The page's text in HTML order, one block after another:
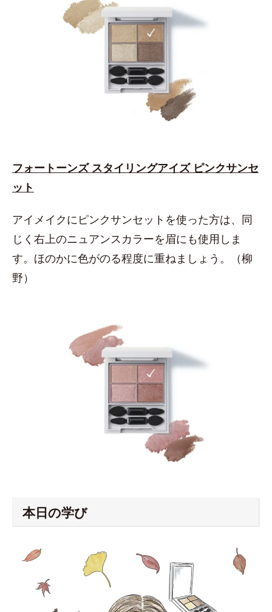
フォートーンズ スタイリングアイズ ピンクサンセ
ット
アイメイクにピンクサンセットを使った方は、同
じく右上のニュアンスカラーを眉にも使用しま
す。ほのかに色がのる程度に重ねましょう。（柳
野）
本日の学び